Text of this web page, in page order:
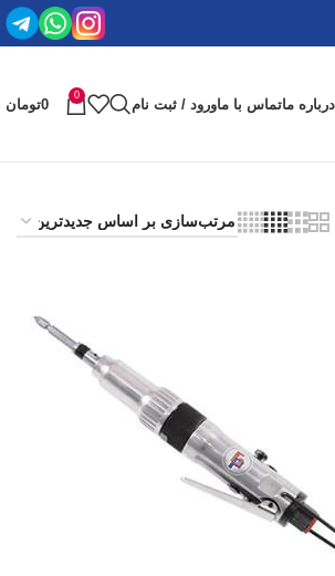
درباره ماتماس با ماورود / ثبت نام
0
0تومان